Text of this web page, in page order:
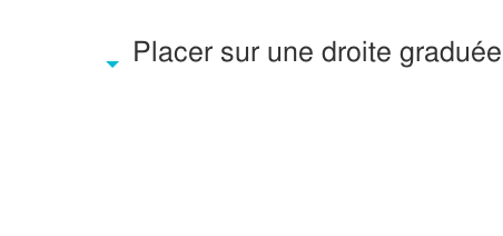
Placer sur une droite